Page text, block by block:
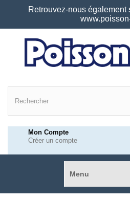
Retrouvez-nous également
Mon Compte
Créer un compte
Menu